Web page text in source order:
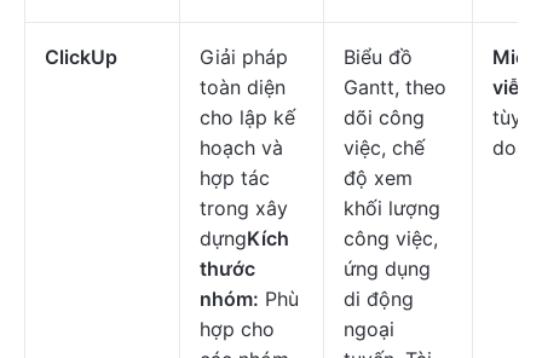
ClickUp
Giải pháp
toàn diện
cho lập kế
hoạch và
hợp tác
trong xây
dựngKích
thước
nhóm: Phù
hợp cho
Biểu đồ
Gantt, theo
dõi công
việc, chế
độ xem
khối lượng
công việc,
ứng dụng
di động
ngoại
viễn
tùy